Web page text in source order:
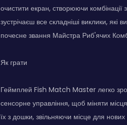
очистити екран, створюючи
зустрічаєш все складніші виклики, які
почесне звання Майстра Риб'ячих
Як грати
Геймплей Fish Match Master легко
сенсорне управління, щоб міняти
їх з дошки, звільняючи місце для